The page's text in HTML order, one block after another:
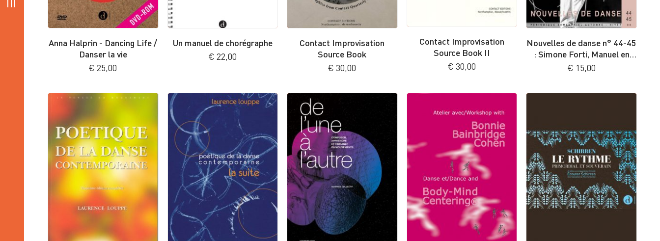
Anna Halprin - Dancing Life /
Danser la vie
€ 25,00
Un manuel de chorégraphe
€ 22,00
Contact Improvisation
Source Book
€ 30,00
Contact Improvisation
Source Book II
€ 30,00
Nouvelles de danse n° 44-45
: Simone Forti, Manuel en
mouvement
€ 15,00